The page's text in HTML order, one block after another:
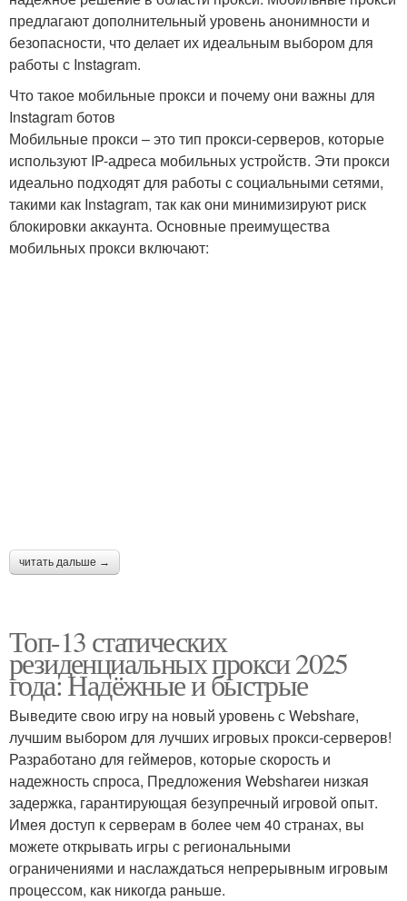
предлагают дополнительный уровень анонимности и
безопасности, что делает их идеальным выбором для
работы с Instagram.
Что такое мобильные прокси и почему они важны для
Instagram ботов
Мобильные прокси – это тип прокси-серверов, которые
используют IP-адреса мобильных устройств. Эти прокси
идеально подходят для работы с социальными сетями,
такими как Instagram, так как они минимизируют риск
блокировки аккаунта. Основные преимущества
мобильных прокси включают:
читать дальше →
Топ-13 статических
резиденциальных прокси 2025
года: Надёжные и быстрые
Выведите свою игру на новый уровень с Webshare,
лучшим выбором для лучших игровых прокси-серверов!
Разработано для геймеров, которые скорость и
надежность спроса, Предложения Webshareи низкая
задержка, гарантирующая безупречный игровой опыт.
Имея доступ к серверам в более чем 40 странах, вы
можете открывать игры с региональными
ограничениями и наслаждаться непрерывным игровым
процессом, как никогда раньше.